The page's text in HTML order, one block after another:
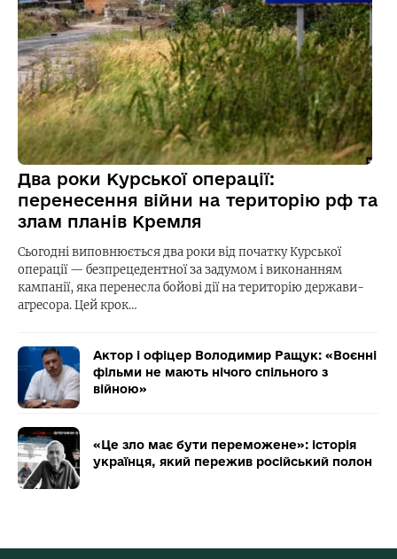
Два роки Курської операції:
перенесення війни на територію рф та
злам планів Кремля
Сьогодні виповнюється два роки від початку Курської
операції — безпрецедентної за задумом і виконанням
кампанії, яка перенесла бойові дії на територію держави-
агресора. Цей крок…
Актор і офіцер Володимир Ращук: «Воєнні
фільми не мають нічого спільного з
війною»
«Це зло має бути переможене»: історія
українця, який пережив російський полон